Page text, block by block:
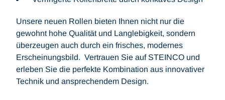
Unsere neuen Rollen bieten Ihnen nicht nur die
gewohnt hohe Qualität und Langlebigkeit, sondern
überzeugen auch durch ein frisches, modernes
Erscheinungsbild. Vertrauen Sie auf STEINCO und
erleben Sie die perfekte Kombination aus innovativer
Technik und ansprechendem Design.